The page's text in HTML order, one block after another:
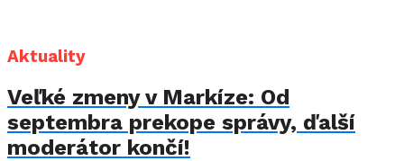
Aktuality
Veľké zmeny v Markíze: Od
septembra prekope správy, ďalší
moderátor končí!